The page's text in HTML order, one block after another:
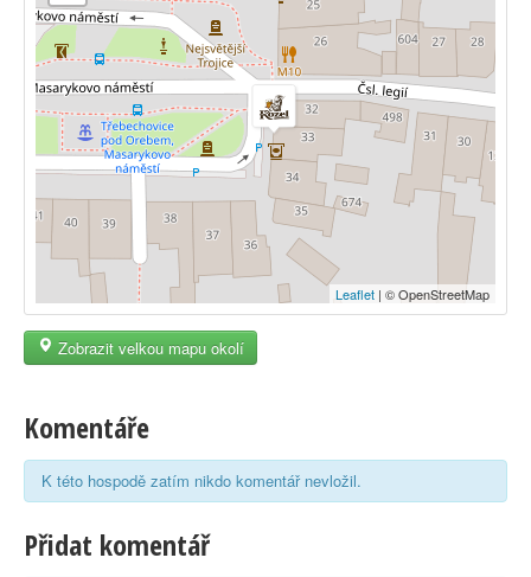
Leaflet | © OpenStreetMap
Zobrazit velkou mapu okolí
Komentáře
K této hospodě zatím nikdo komentář nevložil.
Přidat komentář